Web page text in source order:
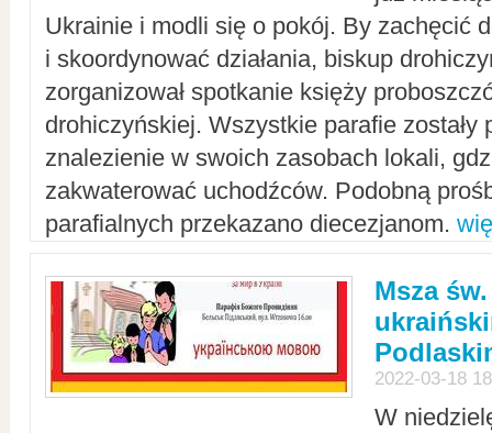
Ukrainie i modli się o pokój. By zachęcić
i skoordynować działania, biskup
zorganizował spotkanie księży
drohiczyńskiej. Wszystkie parafie zostały
znalezienie w swoich zasobach lokali,
zakwaterować uchodźców. Podobną
parafialnych przekazano diecezjanom.
Msza
2022-03-18
W